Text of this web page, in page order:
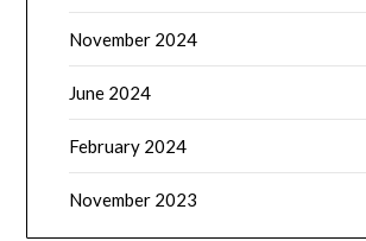
November 2024
June 2024
February 2024
November 2023